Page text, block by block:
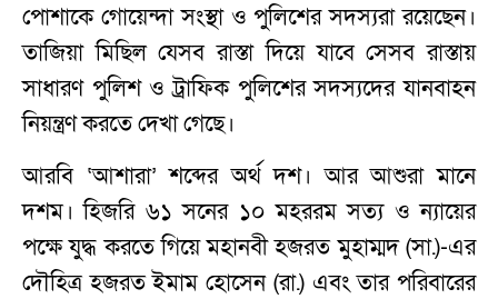
পোশাকে গোয়েন্দা সংস্থা ও পুলিশের সদস্যরা রয়েছেন।
তাজিয়া মিছিল যেসব রাস্তা দিয়ে যাবে সেসব রাস্তায়
সাধারণ পুলিশ ও ট্রাফিক পুলিশের সদস্যদের যানবাহন
নিয়ন্ত্রণ করতে দেখা গেছে।
আরবি ‘আশারা’ শব্দের অর্থ দশ। আর আশুরা মানে
দশম। হিজরি ৬১ সনের ১০ মহররম সত্য ও ন্যায়ের
পক্ষে যুদ্ধ করতে গিয়ে মহানবী হজরত মুহাম্মদ (সা.)-এর
দৌহিত্র হজরত ইমাম হোসেন (রা.) এবং তার পরিবারের